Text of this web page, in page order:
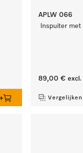
APLW 066
Inspuiter
89,00 € excl.
Vergelijken